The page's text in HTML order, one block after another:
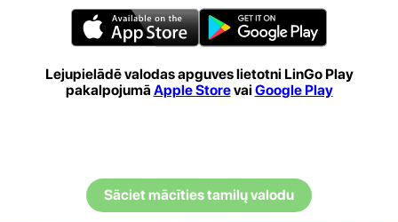
Lejupielādē valodas apguves lietotni LinGo Play
pakalpojumā Apple Storevai Google Play
Sāciet mācīties tamilų valodu